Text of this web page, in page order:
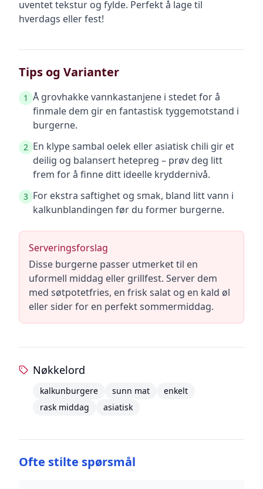
uventet tekstur og fylde. Perfekt å lage til
hverdags eller fest!
Tips og Varianter
1 Å grovhakke vannkastanjene i stedet for å
finmale dem gir en fantastisk tyggemotstand i
burgerne.
2 En klype sambal oelek eller asiatisk chili gir et
deilig og balansert hetepreg – prøv deg litt
frem for å finne ditt ideelle kryddernivå.
3 For ekstra saftighet og smak, bland litt vann i
kalkunblandingen før du former burgerne.
Serveringsforslag
Disse burgerne passer utmerket til en
uformell middag eller grillfest. Server dem
med søtpotetfries, en frisk salat og en kald øl
eller sider for en perfekt sommermiddag.
Nøkkelord
kalkunburgere sunn mat
enkelt
rask middag
asiatisk
Ofte stilte spørsmål